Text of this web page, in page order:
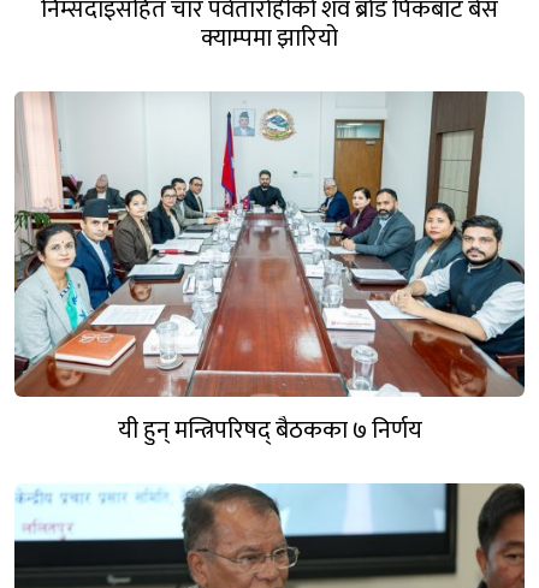
निम्सदाइसहित चार पर्वतारोहीको शव ब्रोड पिकबाट बेस
क्याम्पमा झारियो
यी हुन् मन्त्रिपरिषद् बैठकका ७ निर्णय